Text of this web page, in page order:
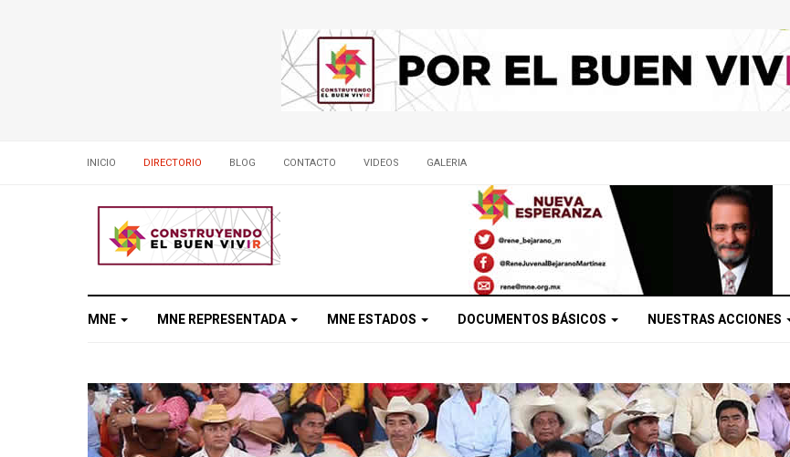
INICIO DIRECTORIO BLOG CONTACTO VIDEOS GALERIA
MNE MNE REPRESENTADA MNE ESTADOS DOCUMENTOS BÁSICOS NUESTRAS ACCIONES